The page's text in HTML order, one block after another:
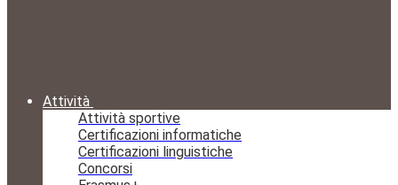
Attività
Attività sportive
Certificazioni informatiche
Certificazioni linguistiche
Concorsi